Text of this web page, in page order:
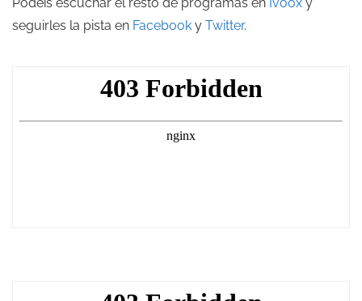
seguirles la pista en Facebook y Twitter.